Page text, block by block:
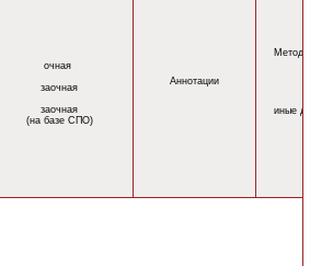
очная
заочная
заочная
(на базе СПО)
Аннотации
иные